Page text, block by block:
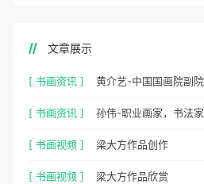
文章展示
[ 书画资讯 ]
[ 书画资讯 ] 孙伟-职业画家，书法家
[ 书画视频 ] 梁大方作品创作
[ 书画视频 ] 梁大方作品欣赏